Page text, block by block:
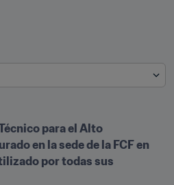
para el Alto
en la sede de la FCF en
por todas sus